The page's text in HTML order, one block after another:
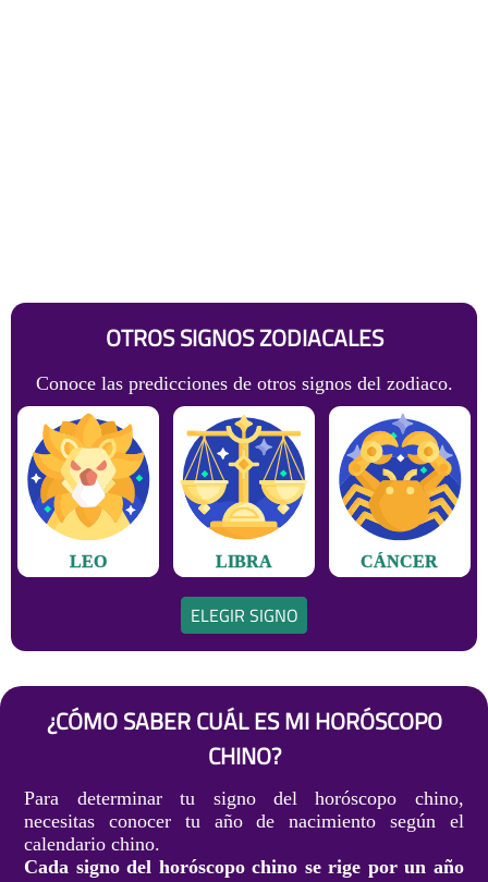
OTROS SIGNOS ZODIACALES
Conoce las predicciones de otros signos del zodiaco.
LEO LIBRA CÁNCER
ELEGIR SIGNO
¿CÓMO SABER CUÁL ES MI HORÓSCOPO
CHINO?
Para determinar tu signo del horóscopo chino,
necesitas conocer tu año de nacimiento según el
calendario chino.
Cada signo del horóscopo chino se rige por un año